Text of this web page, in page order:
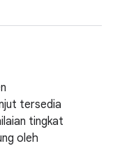
tersedia
tingkat
oleh